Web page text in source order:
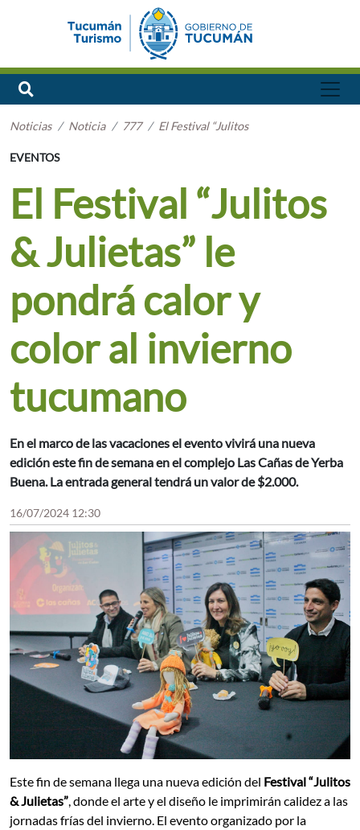
Noticias Noticia 777 El Festival “Julitos
EVENTOS
El Festival “Julitos
& Julietas” le
pondrá calor y
color al invierno
tucumano
En el marco de las vacaciones el evento vivirá una nueva
edición este fin de semana en el complejo Las Cañas de Yerba
Buena. La entrada general tendrá un valor de $2.000.
16/07/2024 12:30
Este fin de semana llega una nueva edición del Festival“Julitos
& Julietas” , donde el arte y el diseño le imprimirán calidez a las
jornadas frías del invierno. El evento organizado por la